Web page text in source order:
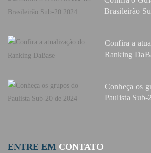
Brasileirão
Confira a
Ranking
Conheça os
Paulista Sub-
ENTRE EM CONTATO